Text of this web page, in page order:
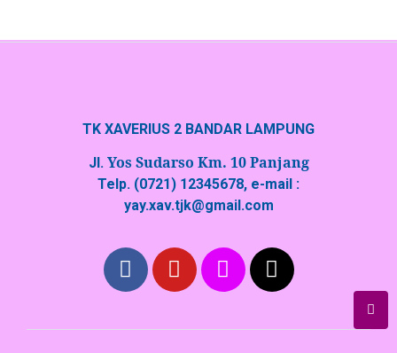
TK XAVERIUS 2 BANDAR LAMPUNG
Jl. Yos Sudarso Km. 10 Panjang
Telp. (0721) 12345678, e-mail :
yay.xav.tjk@gmail.com